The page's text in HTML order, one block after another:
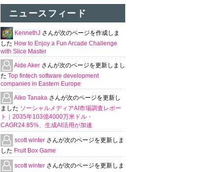
ニュースフィード
KennethJ さんが次のページを作成しま
した How to Enjoy a Fun Arcade Challenge
with Slice Master
Aide Aker さんが次のページを更新しまし
た Top fintech software development
companies in Eastern Europe
Aiko Tanaka さんが次のページを更新し
ました ソーシャルメディアAI市場調査レポー
ト｜2035年103億4000万米ドル・
CAGR24.85%、生成AI活用が加速
scott winter さんが次のページを更新しま
した Fruit Box Game
scott winter さんが次のページを更新しま